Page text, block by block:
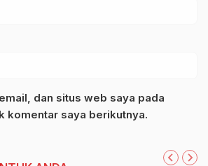
dan situs web saya pada
komentar saya berikutnya.